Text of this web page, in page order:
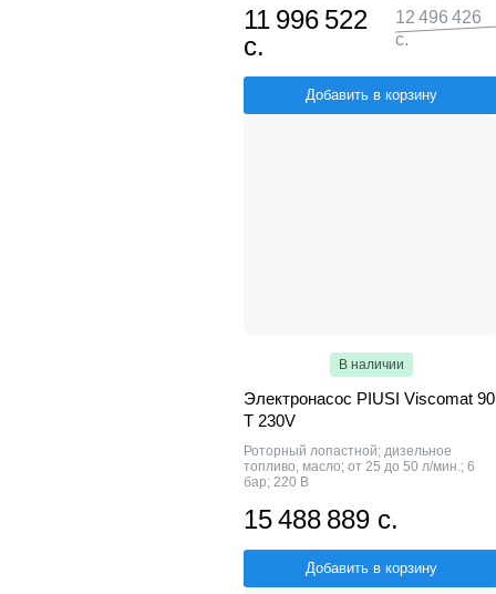
11 996 522
с.
12 496 426
с.
Добавить в корзину
В наличии
Электронасос PIUSI Viscomat 90
T 230V
Роторный лопастной; дизельное
топливо, масло; от 25 до 50 л/мин.; 6
бар; 220 В
15 488 889 с.
Добавить в корзину